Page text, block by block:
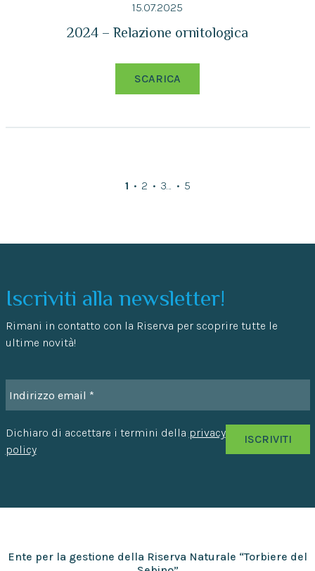
15.07.2025
2024 – Relazione ornitologica
SCARICA
1 2 3… 5
Iscriviti alla newsletter!
Rimani in contatto con la Riserva per scoprire tutte le
ultime novità!
Dichiaro di accettare i termini della privacy
policy
Ente per la gestione della Riserva Naturale “Torbiere del